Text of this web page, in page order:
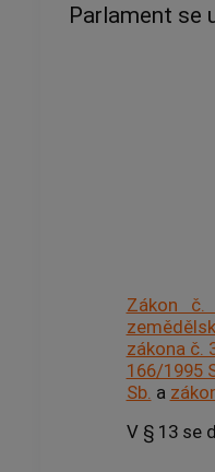
Parlament se
Zákon č.
zákona č.
166/1995
Sb. a
V § 13 se